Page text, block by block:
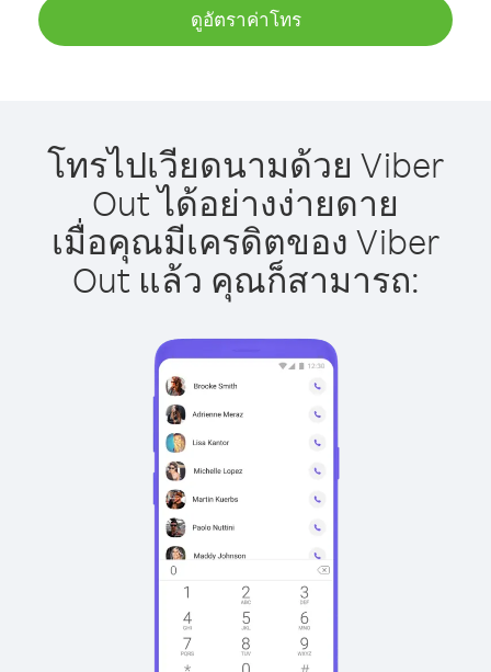
ดูอัตราค่าโทร
โทรไปเวียดนามด้วย Viber
Out ได้อย่างง่ายดาย
เมื่อคุณมีเครดิตของ Viber
Out แล้ว คุณก็สามารถ: